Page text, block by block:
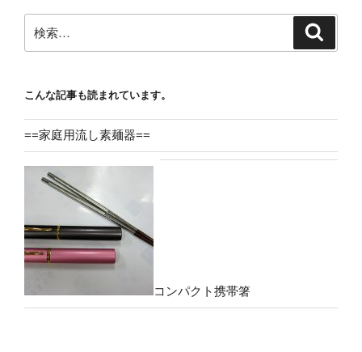
索:
こんな記事も読まれています。
==家庭用流し素麺器==
コンパクト携帯箸